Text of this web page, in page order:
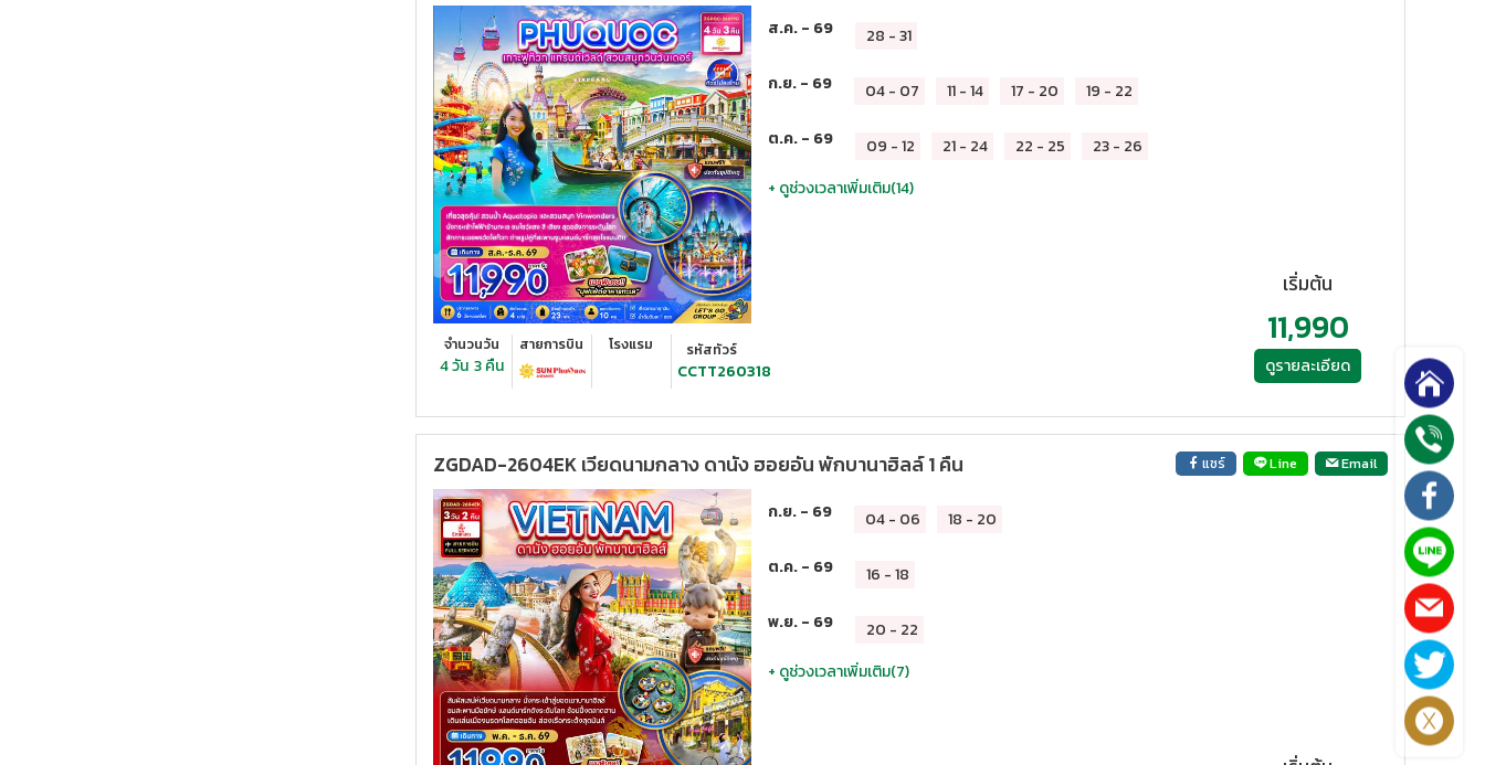
จำนวนวัน
4 วัน 3 คืน
สายการบิน โรงแรม รหัสทัวร์
CCTT260318
ส.ค. - 69 28 -31
ก.ย. - 69 04- 07 11-14 17 - 20 19 - 22
ต.ค. - 69 09 -12 21- 24 22 - 25 23- 26
+ ดูช่วงเวลาเพิ่มเติม(14)
เริ่มต้น
11,990
ดูรายละเอียด
ZGDAD-2604EK เวียดนามกลาง ดานัง ฮอยอัน พักบานาฮิลล์ 1 คืน แชร์ Line Email
ก.ย. - 69 04- 06 18 - 20
ต.ค. - 69 16 -18
พ.ย. - 69 20 - 22
+ ดูช่วงเวลาเพิ่มเติม(7)